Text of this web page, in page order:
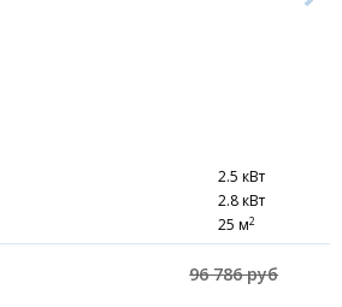
2.5 кВт
2.8 кВт
25 м2
96 786 руб